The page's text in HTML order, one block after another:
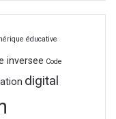
éducative
inversee Code
digital